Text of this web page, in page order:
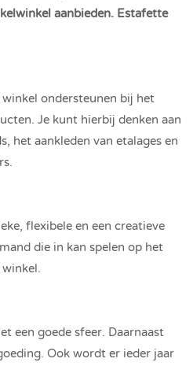
aanbieden. Estafette
ondersteunen bij het
Je kunt hierbij denken aan
het aankleden van etalages en
flexibele en een creatieve
die in kan spelen op het
een goede sfeer. Daarnaast
Ook wordt er ieder jaar